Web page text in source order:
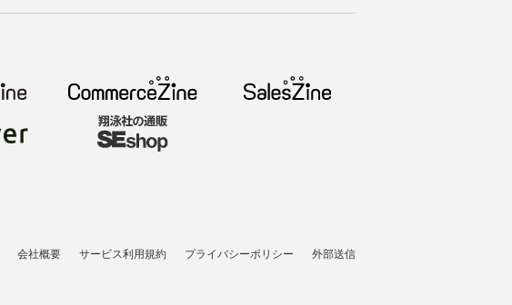
会社概要 サービス利用規約 プライバシーポリシー 外部送信